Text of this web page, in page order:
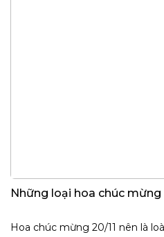
Những loại hoa chúc mừng
Hoa chúc mừng 20/11 nên là